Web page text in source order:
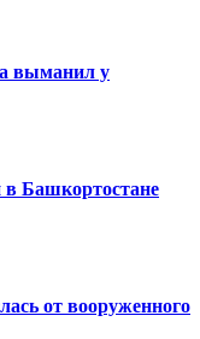
выманил у
в Башкортостане
от вооруженного